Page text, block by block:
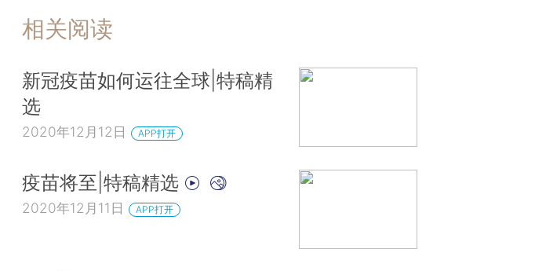
相关阅读
新冠疫苗如何运往全球|特稿精
选
2020年12月12日 APP打开
疫苗将至|特稿精选
2020年12月11日 APP打开